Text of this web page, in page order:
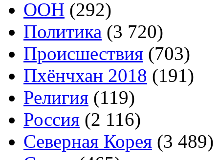
ООН (292)
Политика (3 720)
Происшествия (703)
Пхёнчхан 2018 (191)
Религия (119)
Россия (2 116)
Северная Корея (3 489)